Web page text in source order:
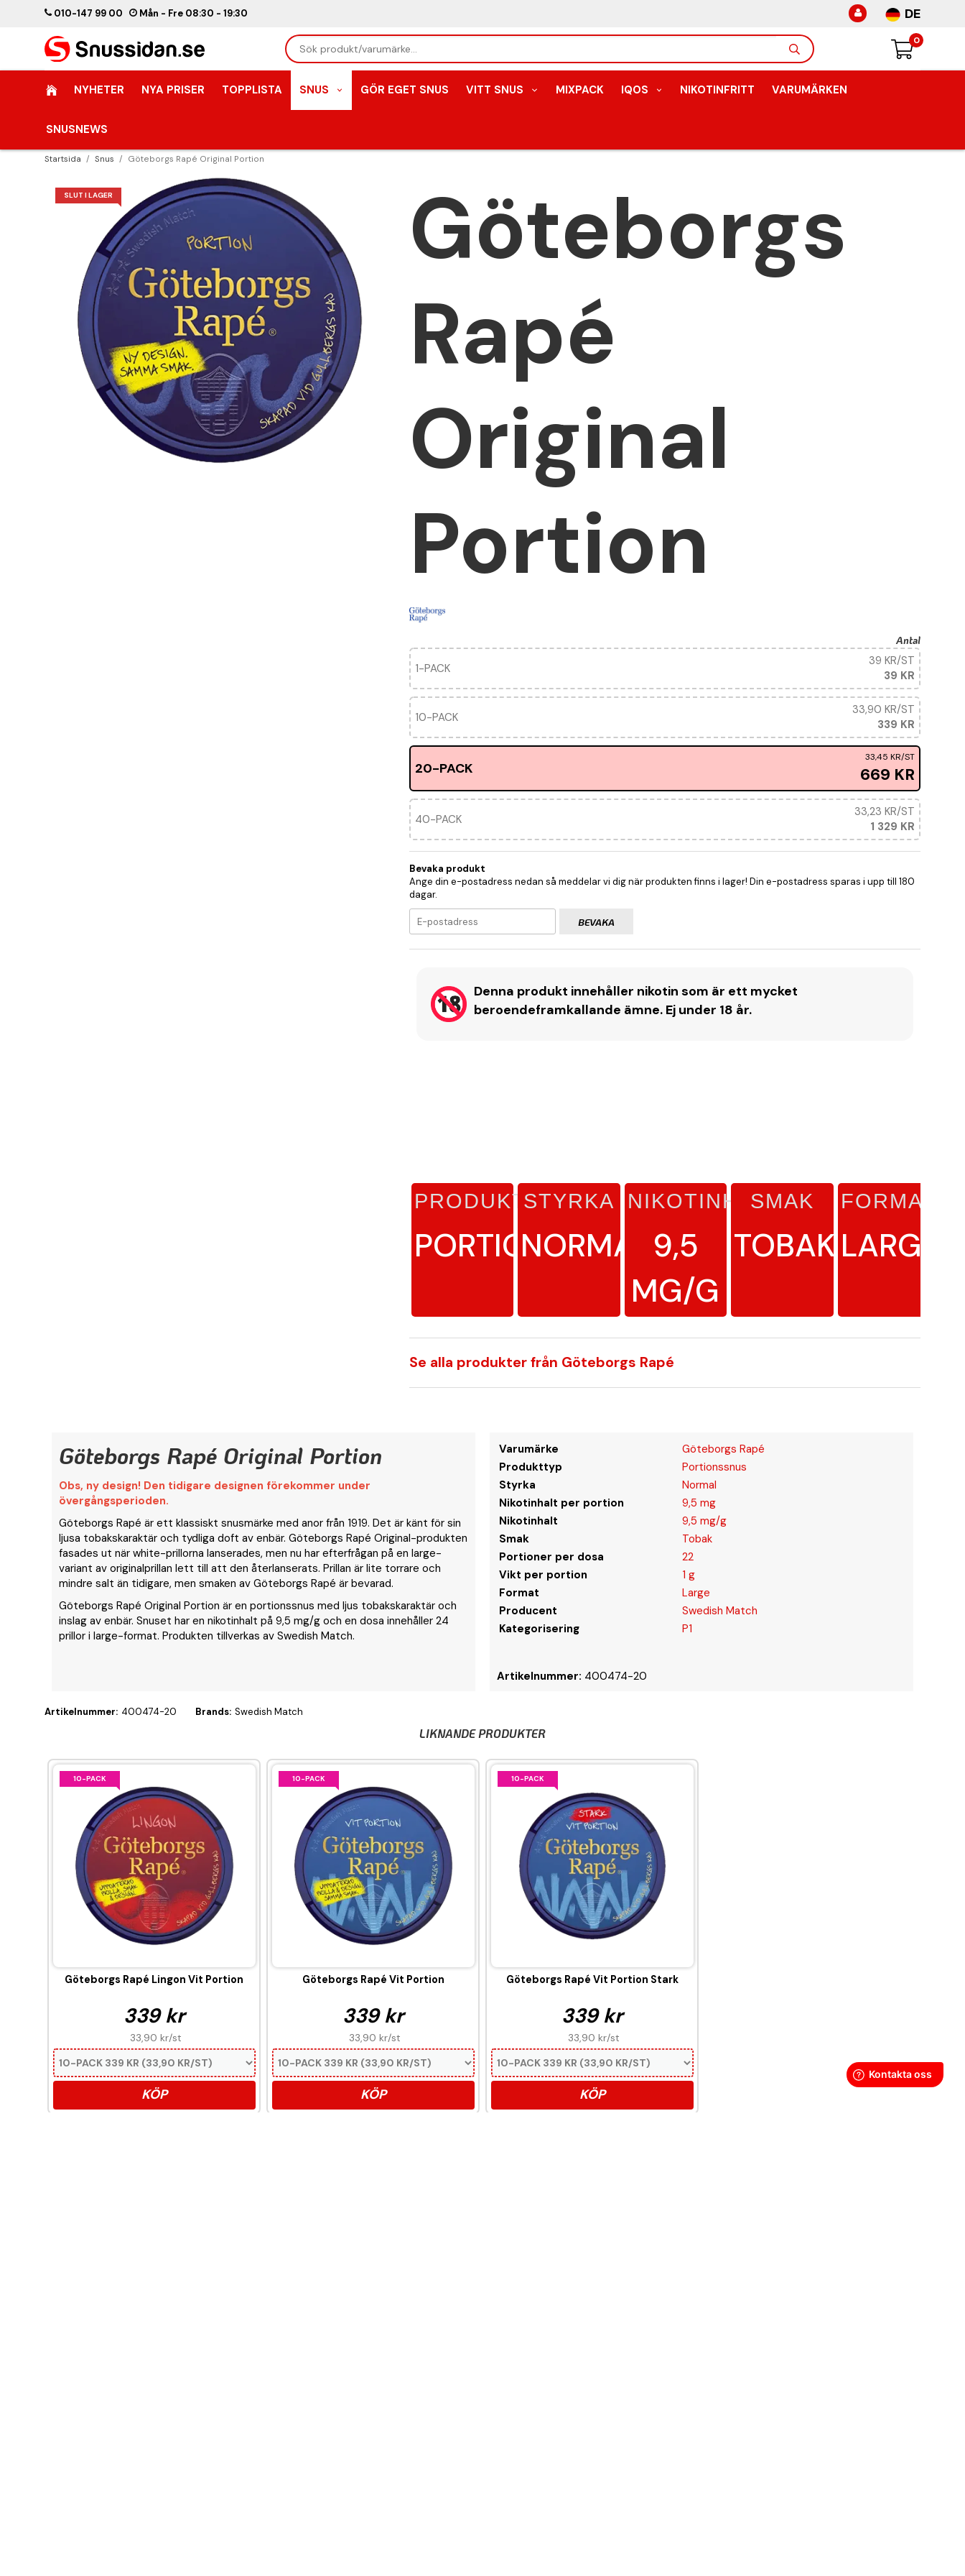
010-147 99 00 Mån - Fre 08:30 - 19:30 DE
0
NYHETER NYA PRISER TOPPLISTA SNUS GÖR EGET SNUS VITT SNUS MIXPACK IQOS NIKOTINFRITT VARUMÄRKEN
SNUSNEWS
Startsida / Snus / Göteborgs Rapé Original Portion
SLUT I LAGER
Göteborgs
Rapé
Original
Portion
Antal
1-PACK
39 KR
39 KR/ST
10-PACK
339 KR
33,90 KR/ST
20-PACK 669 KR
33,45 KR/ST
40-PACK
1 329 KR
33,23 KR/ST
Bevaka produkt
Ange din e-postadress nedan så meddelar vi dig när produkten finns i lager! Din e-postadress sparas i upp till 180
dagar.
BEVAKA
Denna produkt innehåller nikotin som är ett mycket
beroendeframkallande ämne. Ej under 18 år.
PRODUKTTYP
PORTIONSSNUS
STYRKA
NORMAL
NIKOTINHALT
9,5
MG/G
SMAK
TOBAK
FORMAT
LARGE
Se alla produkter från Göteborgs Rapé
Göteborgs Rapé Original Portion
Obs, ny design! Den tidigare designen förekommer under
övergångsperioden.
Göteborgs Rapé är ett klassiskt snusmärke med anor från 1919. Det är känt för sin
ljusa tobakskaraktär och tydliga doft av enbär. Göteborgs Rapé Original-produkten
fasades ut när white-prillorna lanserades, men nu har efterfrågan på en large-
variant av originalprillan lett till att den återlanserats. Prillan är lite torrare och
mindre salt än tidigare, men smaken av Göteborgs Rapé är bevarad.
Göteborgs Rapé Original Portion är en portionssnus med ljus tobakskaraktär och
inslag av enbär. Snuset har en nikotinhalt på 9,5 mg/g och en dosa innehåller 24
prillor i large-format. Produkten tillverkas av Swedish Match.
Varumärke
Göteborgs Rapé
Produkttyp
Portionssnus
Styrka
Normal
Nikotinhalt per portion
9,5 mg
Nikotinhalt
9,5 mg/g
Smak
Tobak
Portioner per dosa
22
Vikt per portion
1 g
Format
Large
Producent
Swedish Match
Kategorisering
P1
Artikelnummer: 400474-20
Artikelnummer: 400474-20 Brands: Swedish Match
LIKNANDE PRODUKTER
10-PACK
Göteborgs Rapé Lingon Vit Portion
339 kr
33,90 kr/st
KÖP
10-PACK
Göteborgs Rapé Vit Portion
339 kr
33,90 kr/st
KÖP
10-PACK
Göteborgs Rapé Vit Portion Stark
339 kr
33,90 kr/st
KÖP